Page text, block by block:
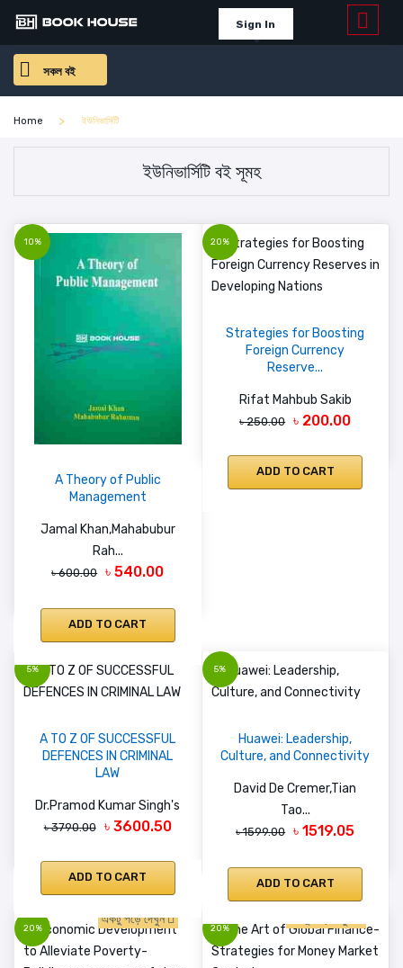
Sign In
সকল বই
Home ইউনিভার্সিটি
ইউনিভার্সিটি বই সূমহ
10%
A Theory of Public
Management
Jamal Khan,Mahabubur
Rah...
৳ 600.00 ৳ 540.00
ADD TO CART
20%
Strategies for Boosting
Foreign Currency
Reserve...
Rifat Mahbub Sakib
৳ 250.00 ৳ 200.00
ADD TO CART
5%
A TO Z OF SUCCESSFUL
DEFENCES IN CRIMINAL
LAW
Dr.Pramod Kumar Singh's
৳ 3790.00 ৳ 3600.50
ADD TO CART
5%
Huawei: Leadership,
Culture, and Connectivity
David De Cremer,Tian
Tao...
৳ 1599.00 ৳ 1519.05
ADD TO CART
20%
একটু পড়ে দেখুন
20%